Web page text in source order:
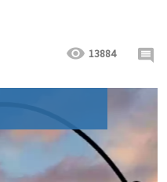
13884